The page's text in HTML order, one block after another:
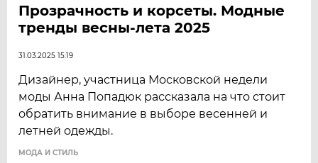
Прозрачность и корсеты. Модные
тренды весны-лета 2025
31.03.2025 15:19
Дизайнер, участница Московской недели
моды Анна Попадюк рассказала на что стоит
обратить внимание в выборе весенней и
летней одежды.
МОДА И СТИЛЬ